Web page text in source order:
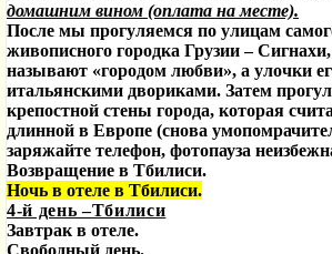
домашним вином (оплата на месте).
После мы прогуляемся по улицам
живописного городка Грузии –
называют «городом любви», а улочки
итальянскими двориками. Затем
крепостной стены города, которая
длинной в Европе (снова
заряжайте телефон, фотопауза
Возвращение в Тбилиси.
Ночь в отеле в Тбилиси.
4-й день –Тбилиси
Завтрак в отеле.
Свободный день.